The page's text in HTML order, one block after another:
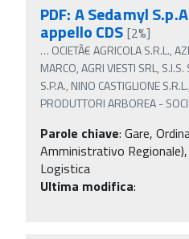
PDF: A Sedamyl
appello CDS [2%]
… OCIETÃ€ AGRICOLA S.R.L.,
MARCO, AGRI VIESTI SRL, S.I.S.
S.P.A., NINO CASTIGLIONE
PRODUTTORI ARBOREA -
Parole chiave: Gare,
Amministrativo
Logistica
Ultima modifica: